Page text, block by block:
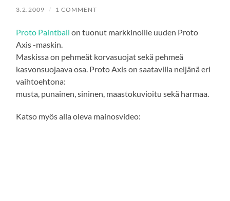
3.2.2009 / 1 COMMENT
Proto Paintball on tuonut markkinoille uuden Proto
Axis -maskin.
Maskissa on pehmeät korvasuojat sekä pehmeä
kasvonsuojaava osa. Proto Axis on saatavilla neljänä eri
vaihtoehtona:
musta, punainen, sininen, maastokuvioitu sekä harmaa.
Katso myös alla oleva mainosvideo: